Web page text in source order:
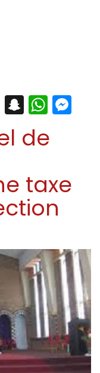
LinkedIn
Snapchat
de
taxe